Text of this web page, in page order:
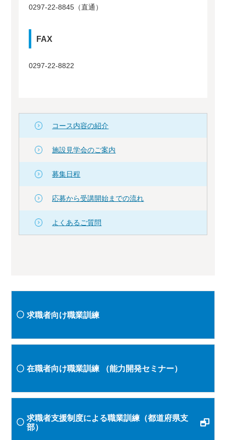
0297-22-8845（直通）
FAX
0297-22-8822
コース内容の紹介
施設見学会のご案内
募集日程
応募から受講開始までの流れ
よくあるご質問
求職者向け職業訓練
在職者向け職業訓練 （能力開発セミナー）
求職者支援制度による職業訓練（都道府県支
部）